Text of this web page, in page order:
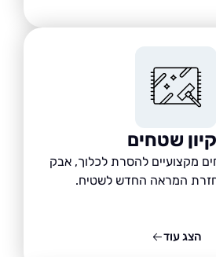
להסרת לכלוך, אבק
החדש לשטיח.